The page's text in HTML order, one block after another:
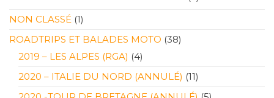
NON CLASSÉ (1)
ROADTRIPS ET BALADES MOTO (38)
2019 – LES ALPES (RGA) (4)
2020 – ITALIE DU NORD (ANNULÉ) (11)